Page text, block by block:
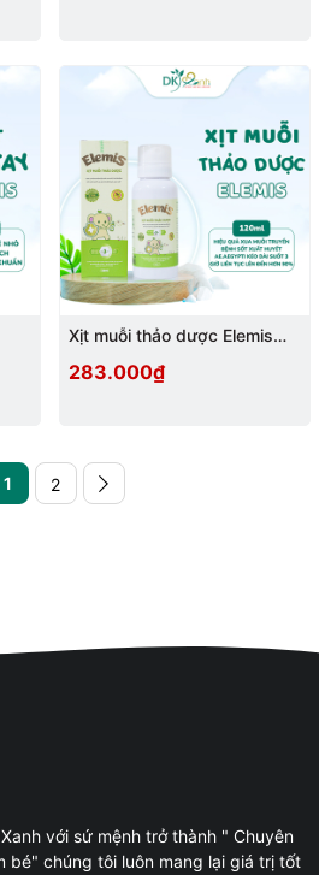
Xịt muỗi thảo dược Elemis
283.000₫
1 2
với sứ mệnh trở thành " Chuyên
bé" chúng tôi luôn mang lại giá trị tốt